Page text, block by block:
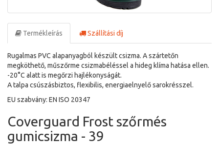
Termékleírás Szállítási díj
Rugalmas PVC alapanyagból készült csizma. A szártetőn
megköthető, műszőrme csizmabéléssel a hideg klíma hatása ellen.
-20°C alatt is megőrzi hajlékonyságát.
A talpa csúszásbiztos, flexibilis, energiaelnyelő sarokrésszel.
EU szabvány: EN ISO 20347
Coverguard Frost szőrmés
gumicsizma - 39